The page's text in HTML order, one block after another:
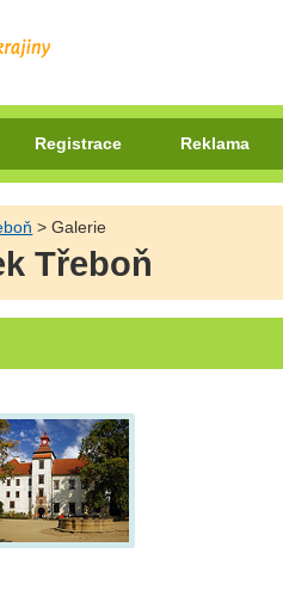
Registrace Reklama
> Galerie
Třeboň